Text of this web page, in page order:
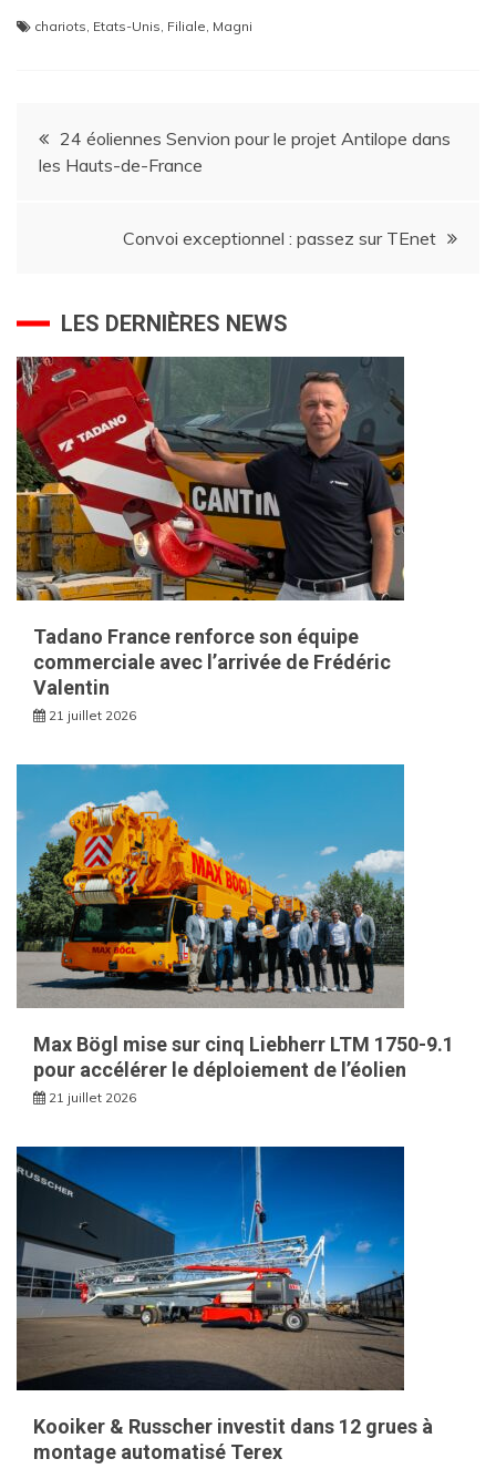
chariots Etats-Unis Filiale Magni
Navigation
de
l’article
24 éoliennes Senvion pour le projet Antilope dans
les Hauts-de-France
Convoi exceptionnel : passez sur TEnet
LES DERNIÈRES NEWS
Tadano France renforce son équipe
commerciale avec l’arrivée de Frédéric
Valentin
21 juillet 2026
Max Bögl mise sur cinq Liebherr LTM 1750-9.1
pour accélérer le déploiement de l’éolien
21 juillet 2026
Kooiker & Russcher investit dans 12 grues à
montage automatisé Terex